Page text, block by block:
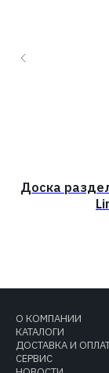
Доска
О КОМПАНИИ
КАТАЛОГИ
ДОСТАВКА И
СЕРВИС